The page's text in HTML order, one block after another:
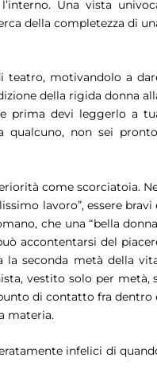
Una vista
della completezza di
teatro, motivandolo a
della rigida donna
prima devi leggerlo a
non sei
come scorciatoia.
lavoro”, essere bravi
che una “bella
accontentarsi del
la seconda metà della
vestito solo per metà,
di contatto fra dentro
materia.
infelici di